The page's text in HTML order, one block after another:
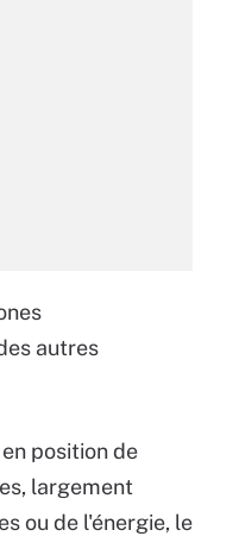
autres
position de
largement
ou de l'énergie, le